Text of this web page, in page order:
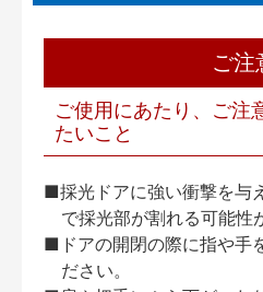
ご注
ご使用にあたり、ご注
たいこと
■採光ドアに強い衝撃を与
で採光部が割れる可能性
■ドアの開閉の際に指や手
ださい。